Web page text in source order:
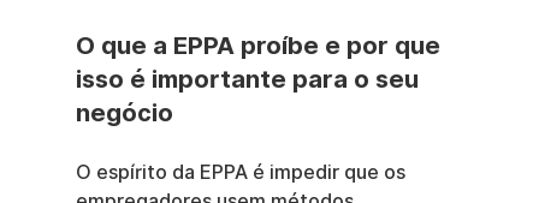
O que a EPPA proíbe e por que
isso é importante para o seu
negócio
O espírito da EPPA é impedir que os